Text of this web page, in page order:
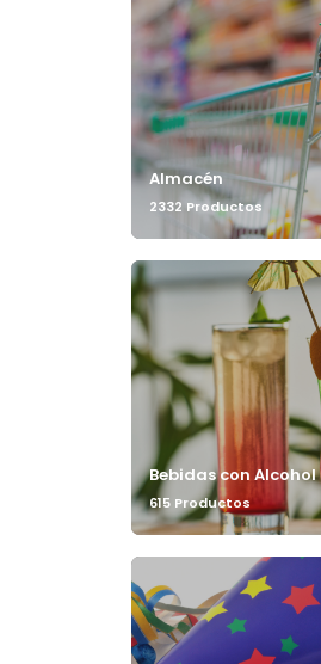
Almacén
2332 Productos
Bebidas con Alcohol
615 Productos